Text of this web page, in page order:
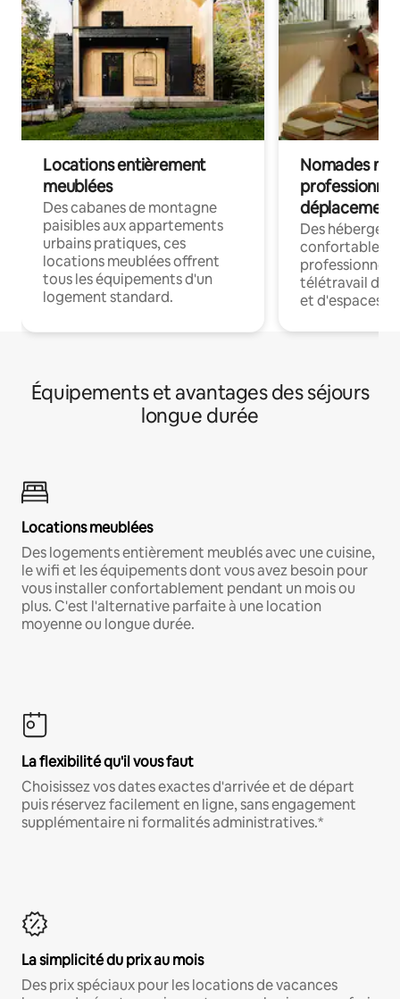
Locations entièrement
meublées
Des cabanes de montagne
paisibles aux appartements
urbains pratiques, ces
locations meublées offrent
tous les équipements d'un
logement standard.
Nomades
déplacement
Des
confortables
professionnels
télétravail
et d'espaces
Équipements et avantages des séjours
longue durée
Locations meublées
Des logements entièrement meublés avec une cuisine,
le wifi et les équipements dont vous avez besoin pour
vous installer confortablement pendant un mois ou
plus. C'est l'alternative parfaite à une location
moyenne ou longue durée.
La flexibilité qu'il vous faut
Choisissez vos dates exactes d'arrivée et de départ
puis réservez facilement en ligne, sans engagement
supplémentaire ni formalités administratives.*
La simplicité du prix au mois
Des prix spéciaux pour les locations de vacances